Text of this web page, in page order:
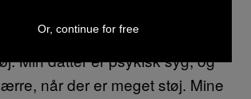
Det er meget hårdt at være
ved det hele er nok den
Min datter er psykisk syg, og
når der er meget støj. Mine
Or, continue for free